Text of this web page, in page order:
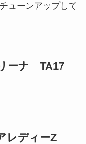
ューンアップして
ーナ TA17
レディーZ